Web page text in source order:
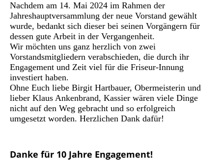
Nachdem am 14. Mai 2024 im Rahmen der
Jahreshauptversammlung der neue Vorstand gewählt
wurde, bedankt sich dieser bei seinen Vorgängern für
dessen gute Arbeit in der Vergangenheit.
Wir möchten uns ganz herzlich von zwei
Vorstandsmitgliedern verabschieden, die durch ihr
Engagement und Zeit viel für die Friseur-Innung
investiert haben.
Ohne Euch liebe Birgit Hartbauer, Obermeisterin und
lieber Klaus Ankenbrand, Kassier wären viele Dinge
nicht auf den Weg gebracht und so erfolgreich
umgesetzt worden. Herzlichen Dank dafür!
Danke für 10 Jahre Engagement!